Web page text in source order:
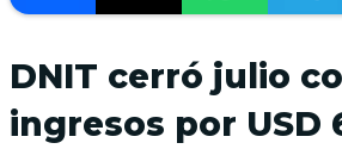
DNIT cerró julio
ingresos por USD